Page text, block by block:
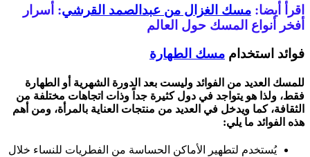
اقرأ أيضا: مسك الغزال من عبدالصمد القرشي: أسرار
أفخر أنواع المسك حول العالم
فوائد استخدام مسك الطهارة
للمسك العديد من الفوائد وليست بعد الدورة الشهرية أو الطهارة
فقط، ولذا هو يتواجد في دول كثيرة جداً وذات اتجاهات مختلفة من
الثقافة، كما ويدخل في العديد من منتجات العناية بالمرأة، ومن أهم
هذه الفوائد ما يلي:
يُستخدم لتطهير الأماكن الحساسة من الفطريات للنساء خلال